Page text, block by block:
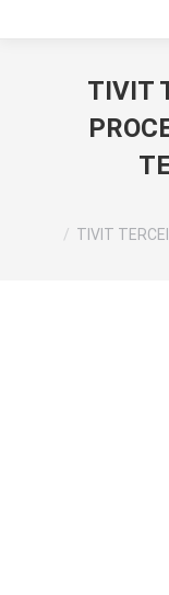
TIVIT
TIVIT